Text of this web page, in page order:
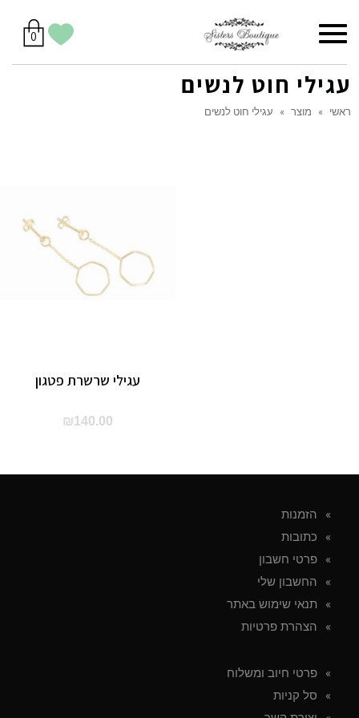
יש
לך
0מוצרים
בסל
הווישליסט
תפריט
עגילי חוט לנשים
ראשי » מוצר » עגילי חוט לנשים
עגילי שרשרת פטגון
₪140.00
הזמנות
כתובות
פרטי חשבון
החשבון שלי
תנאי שימוש באתר
הצהרת פרטיות
פרטי חיוב ומשלוח
סל קניות